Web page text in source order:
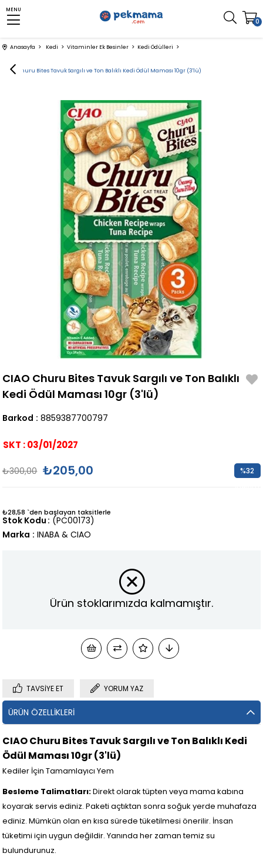
MENU
0
Anasayfa Kedi Vitaminler Ek Besinler Kedi Ödülleri
CIAO Churu Bites Tavuk Sargılı ve Ton Balıklı Kedi Ödül Maması 10gr (3'lü)
CIAO Churu Bites Tavuk Sargılı ve Ton Balıklı
Kedi Ödül Maması 10gr (3'lü)
Barkod : 8859387700797
SKT : 03/01/2027
₺300,00 ₺205,00 %32
₺28,58 `den başlayan taksitlerle
(PC00173)
Stok Kodu
Marka : INABA & CIAO
Ürün stoklarımızda kalmamıştır.
TAVSIYE ET YORUM YAZ
ÜRÜN ÖZELLIKLERI
CIAO Churu Bites Tavuk Sargılı ve Ton Balıklı Kedi
Ödül Maması 10gr (3'lü)
Kediler İçin Tamamlayıcı Yem
Besleme Talimatları:Direkt olarak tüpten veya mama kabına
koyarak servis ediniz. Paketi açtıktan sonra soğuk yerde muhafaza
ediniz. Mümkün olan en kısa sürede tüketilmesi önerilir. İnsan
tüketimi için uygun değildir. Yanında her zaman temiz su
bulundurunuz.